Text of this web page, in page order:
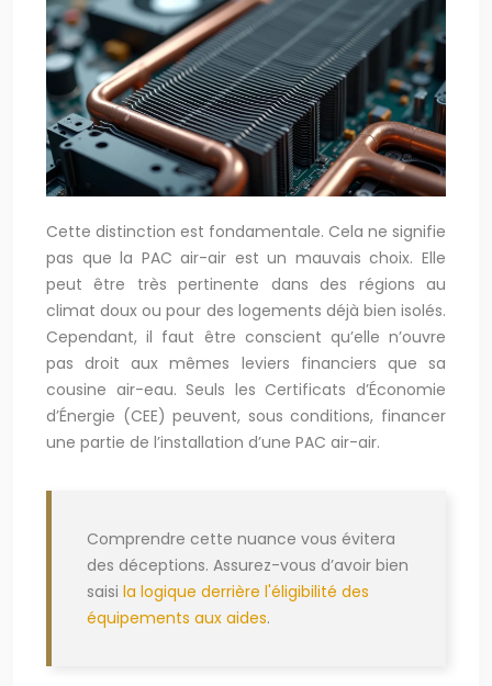
Cette distinction est fondamentale. Cela ne signifie
pas que la PAC air-air est un mauvais choix. Elle
peut être très pertinente dans des régions au
climat doux ou pour des logements déjà bien isolés.
Cependant, il faut être conscient qu’elle n’ouvre
pas droit aux mêmes leviers financiers que sa
cousine air-eau. Seuls les Certificats d’Économie
d’Énergie (CEE) peuvent, sous conditions, financer
une partie de l’installation d’une PAC air-air.
Comprendre cette nuance vous évitera
des déceptions. Assurez-vous d’avoir bien
saisi la logique derrière l'éligibilité des
équipements aux aides.